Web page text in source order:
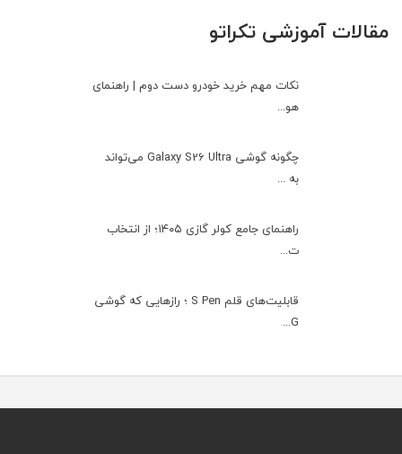
مقالات آموزشی تکراتو
نکات مهم خرید خودرو دست دوم | راهنمای
هو...
چگونه گوشی Galaxy S26 Ultra می‌تواند
به ...
راهنمای جامع کولر گازی ۱۴۰۵؛ از انتخاب
ت...
قابلیت‌های قلم S Pen ؛ رازهایی که گوشی
G...